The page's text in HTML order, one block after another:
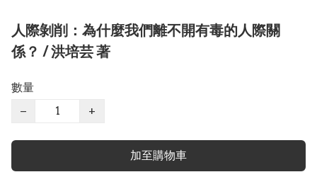
人際剝削：為什麼我們離不開有毒的人際關
係？ / 洪培芸 著
數量
−
+
加至購物車